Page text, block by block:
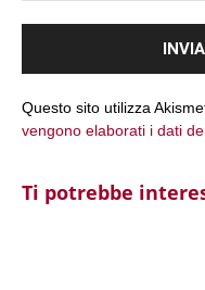
Questo sito utilizza
vengono elaborati i dati
Ti potrebbe